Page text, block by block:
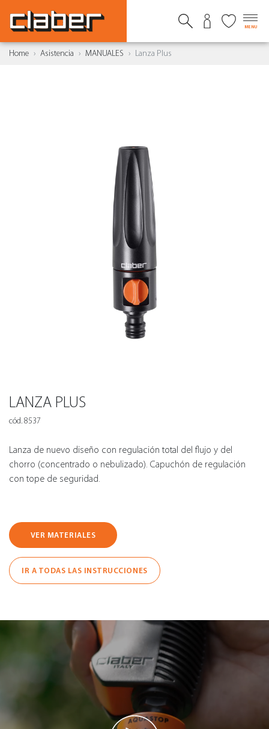
MENU
Home Asistencia MANUALES Lanza Plus
LANZA PLUS
cód. 8537
Lanza de nuevo diseño con regulación total del flujo y del
chorro (concentrado o nebulizado). Capuchón de regulación
con tope de seguridad.
VER MATERIALES
IR A TODAS LAS INSTRUCCIONES